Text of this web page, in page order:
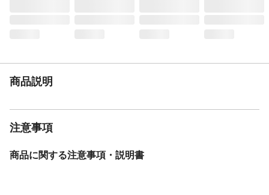
商品説明
注意事項
商品に関する注意事項・説明書